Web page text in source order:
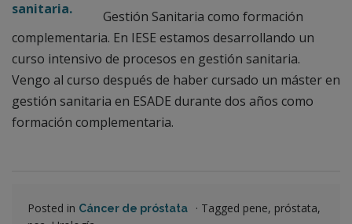
Gestión Sanitaria como formación
complementaria. En IESE estamos desarrollando un
curso intensivo de procesos en gestión sanitaria.
Vengo al curso después de haber cursado un máster en
gestión sanitaria en ESADE durante dos años como
formación complementaria.
Posted in Cáncer de próstata · Tagged pene, próstata,